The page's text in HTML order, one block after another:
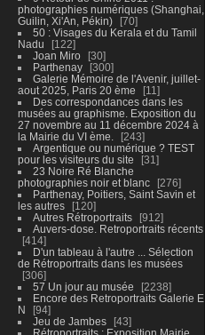
photographies numériques (Shanghai,
Guilin, Xi'An, Pékin)
70
50 : Visages du Kerala et du Tamil
Nadu
122
Joan Miro
30
Parthenay
300
Galerie Mémoire de l'Avenir, juillet-
aout 2025, Paris 20 ème
11
Des correspondances dans les
musées au graphisme. Exposition du
27 novembre au 11 décembre 2024 à
la Mairie du VI ème.
243
Argentique ou numérique ? TEST
pour les visiteurs du site
31
23 Noire Ré Blanche
photographies noir et blanc
276
Parthenay, Poitiers, Saint Savin et
les autres
120
Autres Rétroportraits
912
Auvers-dose. Retroportraits récents
414
D'un tableau à l'autre ... Sélection
de Rétroportraits dans les musées
306
57 Un jour au musée
2238
Encore des Retroportraits Galerie E
N
94
Jeu de Jambes
43
Rétroportraits : Exposition Mairie